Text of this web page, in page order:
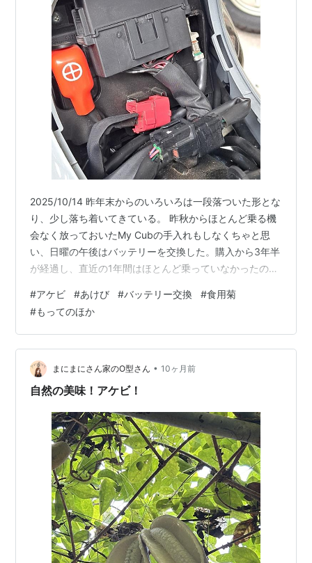
2025/10/14 昨年末からのいろいろは一段落ついた形とな
り、少し落ち着いてきている。 昨秋からほとんど乗る機
会なく放っておいたMy Cubの手入れもしなくちゃと思
い、日曜の午後はバッテリーを交換した。購入から3年半
が経過し、直近の1年間はほとんど乗っていなかったの
バッテリーには容易にアクセスでき、交換も簡単です さ
らに今週末にオイル交換もお願いすることにした。 My
Cubの他に季節っぽい料理もしたくなり、子供の頃秋に
なると食卓に上った料理を作ってみることにした。 一つ
目は食用菊。 この時期ふるさとのスーパーに行くと、紫
色の食用菊が並ん…
#アケビ #あけび #バッテリー交換 #食用菊
#もってのほか
まにまにさん家のO型さん • 10ヶ月前
自然の美味！アケビ！